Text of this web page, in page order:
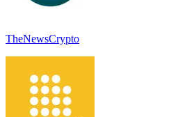
TheNewsCrypto